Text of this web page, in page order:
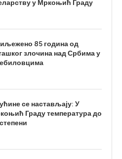
у Мркоњић Граду
85 година од
злочина над Србима у
се настављају: У
Граду температура до